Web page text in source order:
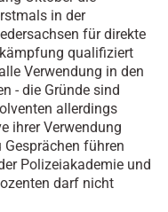
in der
für direkte
qualifiziert
Verwendung in den
- die Gründe sind
allerdings
ihrer Verwendung
führen
Polizeiakademie und
darf nicht